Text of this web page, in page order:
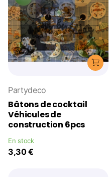
Partydeco
Bâtons de cocktail
Véhicules de
construction 6pcs
En stock
3,30 €